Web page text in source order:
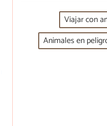
Viajar con
Animales en